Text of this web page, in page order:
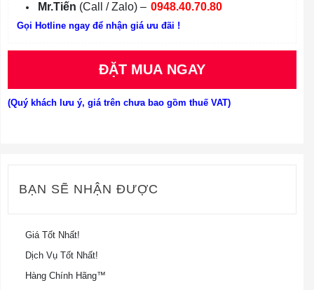
Mr.Tiến (Call / Zalo) – 0948.40.70.80
Gọi Hotline ngay để nhận giá ưu đãi !
ĐẶT MUA NGAY
(Quý khách lưu ý, giá trên chưa bao gồm thuế VAT)
BẠN SẼ NHẬN ĐƯỢC
Giá Tốt Nhất!
Dịch Vụ Tốt Nhất!
Hàng Chính Hãng™